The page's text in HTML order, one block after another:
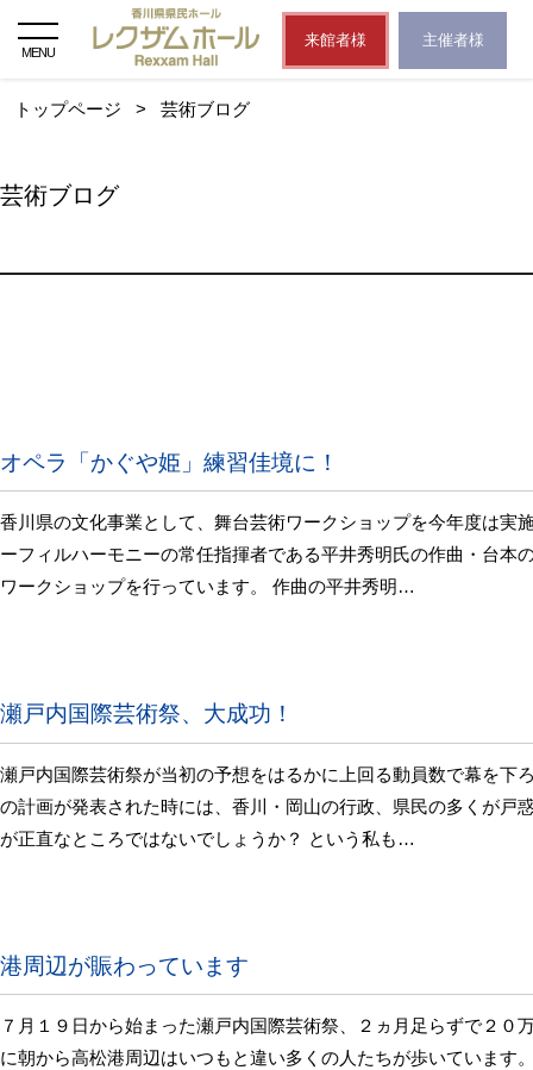
MENU
来館者様 主催者様
トップページ > 芸術ブログ
芸術ブログ
オペラ「かぐや姫」練習佳境に！
香川県の文化事業として、舞台芸術ワークショップを今年度は実
ーフィルハーモニーの常任指揮者である平井秀明氏の作曲・台本
ワークショップを行っています。 作曲の平井秀明…
瀬戸内国際芸術祭、大成功！
瀬戸内国際芸術祭が当初の予想をはるかに上回る動員数で幕を下
の計画が発表された時には、香川・岡山の行政、県民の多くが戸
が正直なところではないでしょうか？ という私も…
港周辺が賑わっています
７月１９日から始まった瀬戸内国際芸術祭、２ヵ月足らずで２０
に朝から高松港周辺はいつもと違い多くの人たちが歩いています